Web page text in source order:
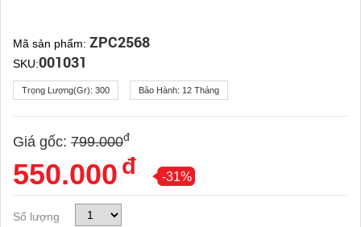
Mã sản phẩm: ZPC2568
SKU:001031
Trọng Lượng(gr): 300 Bảo Hành: 12 Tháng
Giá gốc: 799.000đ
550.000 đ -31%
Số lượng